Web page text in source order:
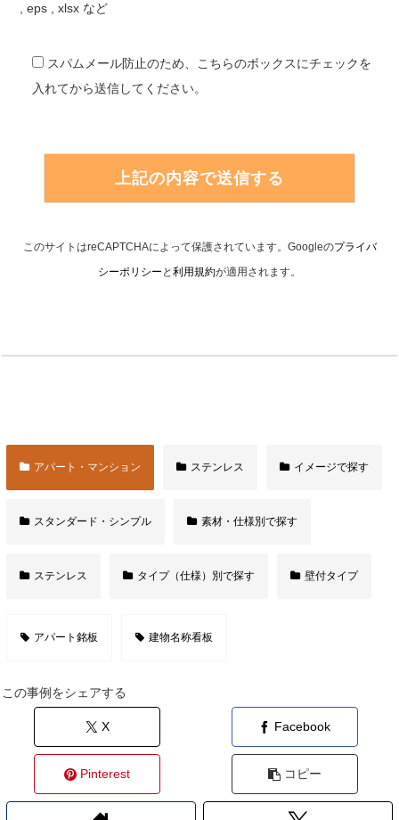
, eps , xlsx など
スパムメール防止のため、こちらのボックスにチェックを
入れてから送信してください。
このサイトはreCAPTCHAによって保護されています。Googleのプライバ
シーポリシー と 利用規約が適用されます。
アパート・マンション ステンレス イメージで探す
スタンダード・シンプル 素材・仕様別で探す
ステンレス タイプ（仕様）別で探す 壁付タイプ
アパート銘板 建物名称看板
この事例をシェアする
X Facebook
Pinterest コピー